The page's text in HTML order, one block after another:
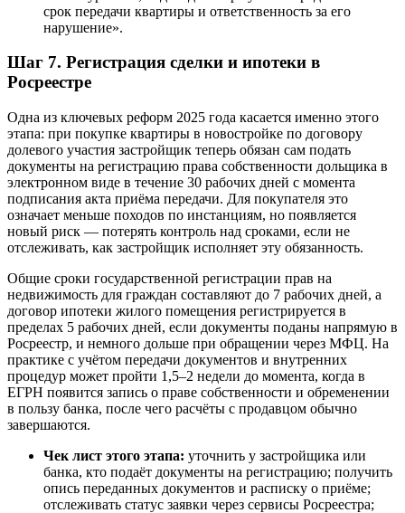
срок передачи квартиры и ответственность за его
нарушение».
Шаг 7. Регистрация сделки и ипотеки в
Росреестре
Одна из ключевых реформ 2025 года касается именно этого
этапа: при покупке квартиры в новостройке по договору
долевого участия застройщик теперь обязан сам подать
документы на регистрацию права собственности дольщика в
электронном виде в течение 30 рабочих дней с момента
подписания акта приёма передачи. Для покупателя это
означает меньше походов по инстанциям, но появляется
новый риск — потерять контроль над сроками, если не
отслеживать, как застройщик исполняет эту обязанность.
Общие сроки государственной регистрации прав на
недвижимость для граждан составляют до 7 рабочих дней, а
договор ипотеки жилого помещения регистрируется в
пределах 5 рабочих дней, если документы поданы напрямую в
Росреестр, и немного дольше при обращении через МФЦ. На
практике с учётом передачи документов и внутренних
процедур может пройти 1,5–2 недели до момента, когда в
ЕГРН появится запись о праве собственности и обременении
в пользу банка, после чего расчёты с продавцом обычно
завершаются.
Чек лист этого этапа: уточнить у застройщика или
банка, кто подаёт документы на регистрацию; получить
опись переданных документов и расписку о приёме;
отслеживать статус заявки через сервисы Росреестра;